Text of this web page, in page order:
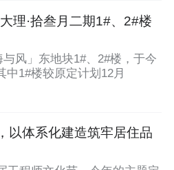
理·拾叁月二期1#、2#楼
与风」东地块1#、2#楼，于今
中1#楼较原定计划12月
以体系化建造筑牢居住品